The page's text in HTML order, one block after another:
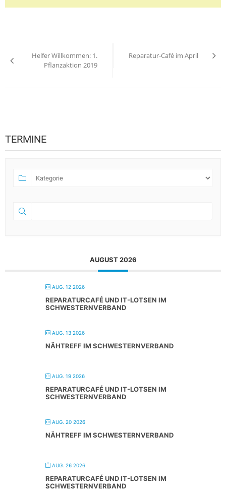
Helfer Willkommen: 1.
Pflanzaktion 2019
Reparatur-Café im April
TERMINE
AUGUST 2026
AUG. 12 2026
REPARATURCAFÉ UND IT-LOTSEN IM
SCHWESTERNVERBAND
AUG. 13 2026
NÄHTREFF IM SCHWESTERNVERBAND
AUG. 19 2026
REPARATURCAFÉ UND IT-LOTSEN IM
SCHWESTERNVERBAND
AUG. 20 2026
NÄHTREFF IM SCHWESTERNVERBAND
AUG. 26 2026
REPARATURCAFÉ UND IT-LOTSEN IM
SCHWESTERNVERBAND